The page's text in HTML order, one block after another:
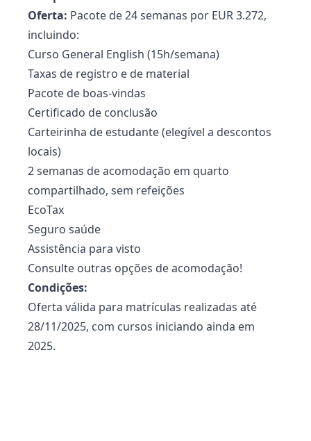
Oferta: Pacote de 24 semanas por EUR 3.272,
incluindo:
Curso General English (15h/semana)
Taxas de registro e de material
Pacote de boas-vindas
Certificado de conclusão
Carteirinha de estudante (elegível a descontos
locais)
2 semanas de acomodação em quarto
compartilhado, sem refeições
EcoTax
Seguro saúde
Assistência para visto
Consulte outras opções de acomodação!
Condições:
Oferta válida para matrículas realizadas até
28/11/2025, com cursos iniciando ainda em
2025.